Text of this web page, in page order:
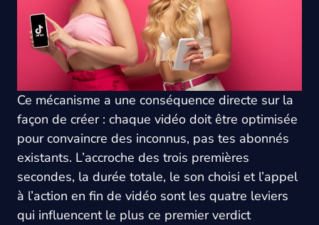
Ce mécanisme a une conséquence directe sur la
façon de créer : chaque vidéo doit être optimisée
pour convaincre des inconnus, pas tes abonnés
existants. L’accroche des trois premières
secondes, la durée totale, le son choisi et l’appel
à l’action en fin de vidéo sont les quatre leviers
qui influencent le plus ce premier verdict